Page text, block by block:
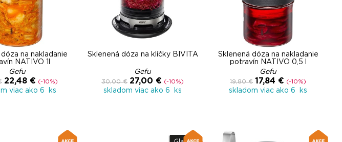
na nakladanie
NATIVO 1l
Gefu
22,48 € (-10%)
viac ako 6 ks
Sklenená dóza na klíčky BIVITA
Gefu
30,00 € 27,00 € (-10%)
skladom viac ako 6 ks
Sklenená dóza na nakladanie
potravín NATIVO 0,5 l
Gefu
19,80 € 17,84 € (-10%)
skladom viac ako 6 ks